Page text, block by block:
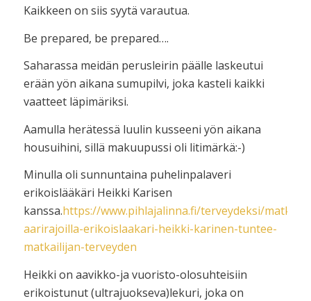
Kaikkeen on siis syytä varautua.
Be prepared, be prepared….
Saharassa meidän perusleirin päälle laskeutui
erään yön aikana sumupilvi, joka kasteli kaikki
vaatteet läpimäriksi.
Aamulla herätessä luulin kusseeni yön aikana
housuihini, sillä makuupussi oli litimärkä:-)
Minulla oli sunnuntaina puhelinpalaveri
erikoislääkäri Heikki Karisen
kanssa.https://www.pihlajalinna.fi/terveydeksi/
aarirajoilla-erikoislaakari-heikki-karinen-tuntee-
matkailijan-terveyden
Heikki on aavikko-ja vuoristo-olosuhteisiin
erikoistunut (ultrajuokseva)lekuri, joka on